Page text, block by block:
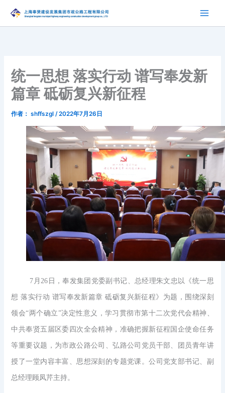
内
统一思想 落实行动 谱写奉发新
篇章 砥砺复兴新征程
作者： shffszgl/2022年7月26日
7月26日，奉发集团党委副书记、总经理朱文忠以《统一思
想 落实行动 谱写奉发新篇章 砥砺复兴新征程》为题，围绕深刻
领会“两个确立”决定性意义，学习贯彻市第十二次党代会精神、
中共奉贤五届区委四次全会精神，准确把握新征程国企使命任务
等重要议题，为市政公路公司、弘路公司党员干部、团员青年讲
授了一堂内容丰富、思想深刻的专题党课。公司党支部书记、副
总经理顾凤芹主持。